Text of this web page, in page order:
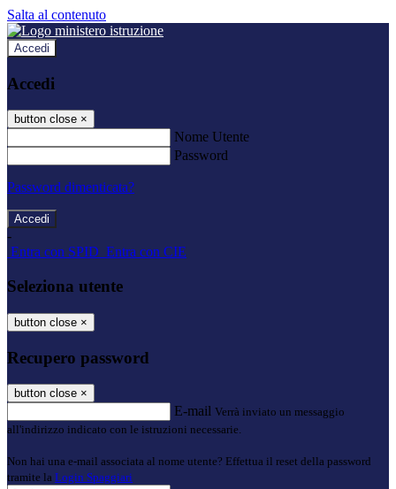
Salta al contenuto
Accedi
Accedi
button close ×
Nome Utente
Password
Password dimenticata?
-
Entra con SPID Entra con CIE
Seleziona utente
button close ×
Recupero password
button close ×
E-mail Verrà inviato un messaggio
all'indirizzo indicato con le istruzioni necessarie.
Non hai una e-mail associata al nome utente? Effettua il reset della password
tramite la Login Spaggiari